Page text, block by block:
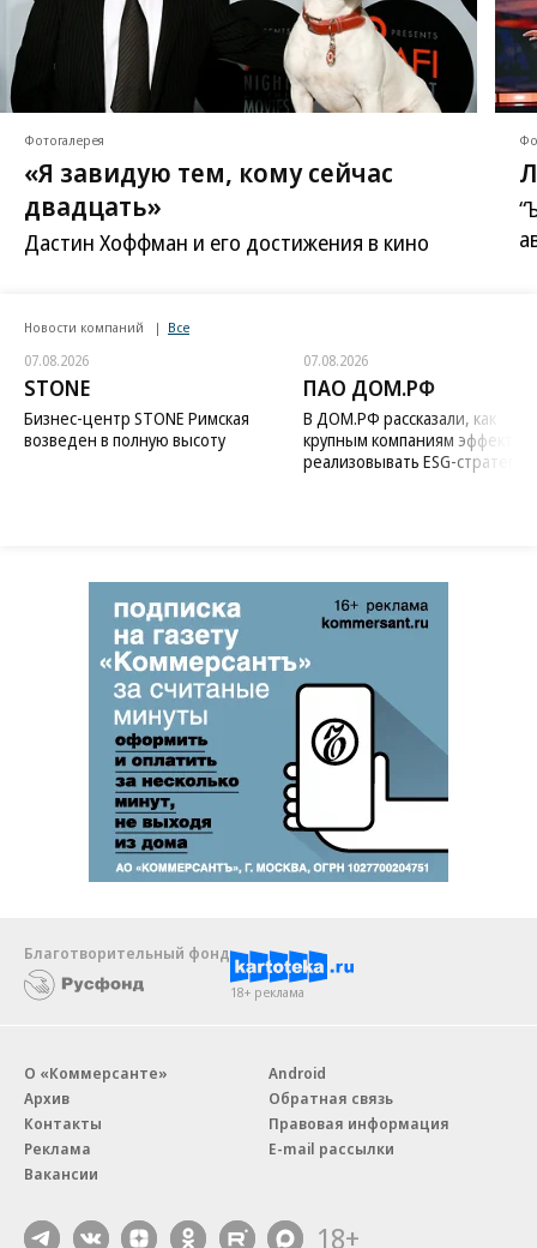
Фотогалерея
«Я завидую тем, кому сейчас
двадцать»
Дастин Хоффман и его достижения в кино
Новости компаний Все
07.08.2026
STONE
Бизнес-центр STONE Римская
возведен в полную высоту
07.08.2026
ПАО ДОМ.РФ
В ДОМ.РФ рассказали, как
крупным компаниям
реализовывать ESG-стратегию
Благотворительный фонд
18+ реклама
О «Коммерсанте»
Архив
Контакты
Реклама
Вакансии
Android
Обратная связь
Правовая информация
E-mail рассылки
18+